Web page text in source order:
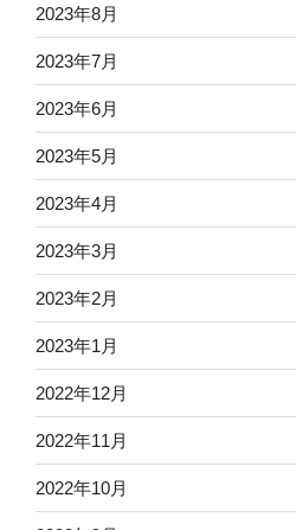
2023年8月
2023年7月
2023年6月
2023年5月
2023年4月
2023年3月
2023年2月
2023年1月
2022年12月
2022年11月
2022年10月